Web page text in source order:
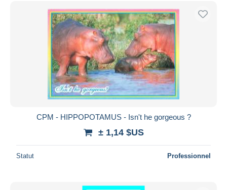
Uniquement en réduction
Livraison gratuite
Méthodes de paiement
PayPal
Virement bancaire
Visa
Mastercard
iDeal
CPM - HIPPOPOTAMUS - Isn't he gorgeous ?
± 1,14 $US
Statut Professionnel